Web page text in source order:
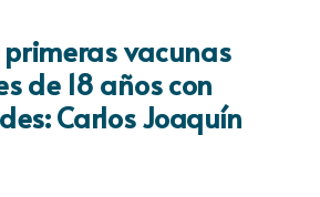
vacunas
de 18 años con
Carlos Joaquín